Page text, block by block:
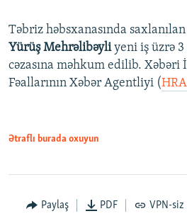
Təbriz həbsxanasında
Yürüş Mehrəlibəyliyeni iş üzrə 3
cəzasına məhkum edilib. Xəbəri
Fəallarının Xəbər Agentliyi (
Ətraflı burada oxuyun
Paylaş PDF VPN-siz